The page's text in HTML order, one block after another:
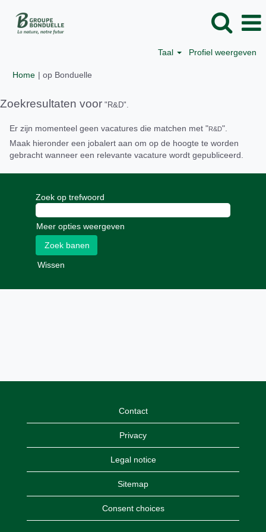
Taal Profiel weergeven
Home | op Bonduelle
Zoekresultaten voor "R&D".
Er zijn momenteel geen vacatures die matchen met "R&D".
Maak hieronder een jobalert aan om op de hoogte te worden
gebracht wanneer een relevante vacature wordt gepubliceerd.
Zoek op trefwoord
Meer opties weergeven
Wissen
Contact
Privacy
Legal notice
Sitemap
Consent choices